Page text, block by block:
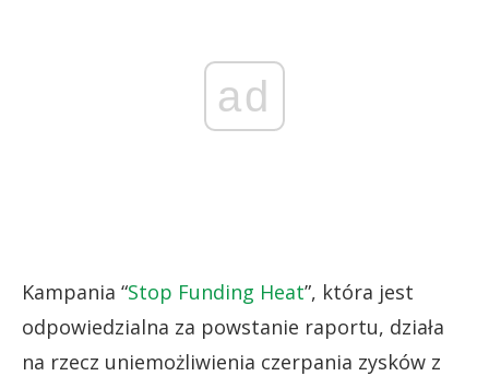
ad
Kampania “Stop Funding Heat”, która jest
odpowiedzialna za powstanie raportu, działa
na rzecz uniemożliwienia czerpania zysków z